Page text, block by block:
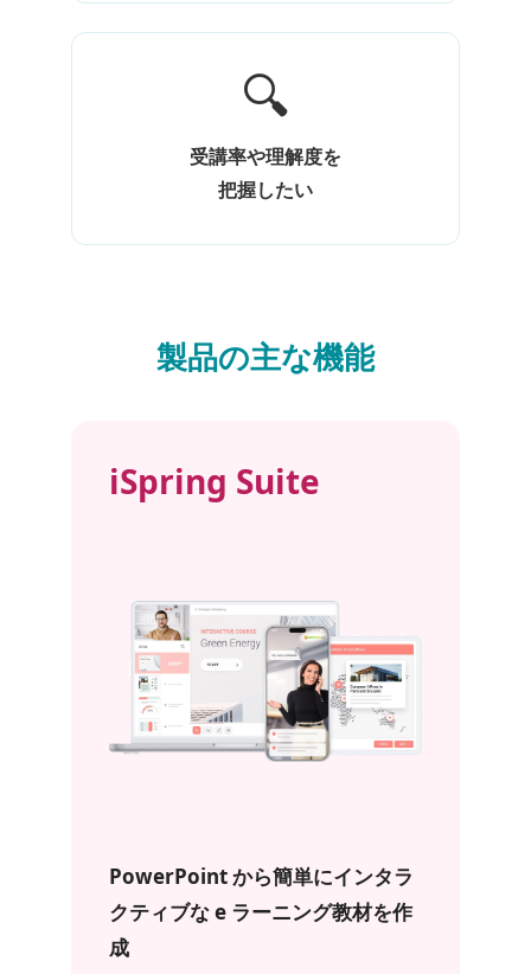
🔍
受講率や理解度を
把握したい
製品の主な機能
iSpring Suite
PowerPoint から簡単にインタラ
クティブな e ラーニング教材を作
成